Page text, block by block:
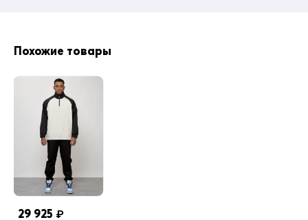
прямой
плотная
Комплектация
куртка, капюшон
Воротник
стойка
Внутренние карманы
нет
Конструктивность элемента
капюшон
Похожие товары
29 925 ₽